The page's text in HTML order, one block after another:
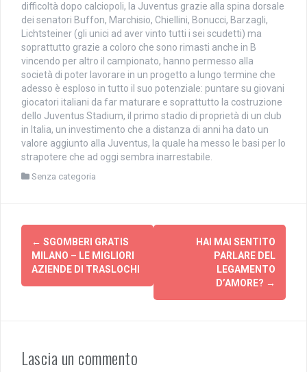
difficoltà dopo calciopoli, la Juventus grazie alla spina dorsale
dei senatori Buffon, Marchisio, Chiellini, Bonucci, Barzagli,
Lichtsteiner (gli unici ad aver vinto tutti i sei scudetti) ma
soprattutto grazie a coloro che sono rimasti anche in B
vincendo per altro il campionato, hanno permesso alla
società di poter lavorare in un progetto a lungo termine che
adesso è esploso in tutto il suo potenziale: puntare su giovani
giocatori italiani da far maturare e soprattutto la costruzione
dello Juventus Stadium, il primo stadio di proprietà di un club
in Italia, un investimento che a distanza di anni ha dato un
valore aggiunto alla Juventus, la quale ha messo le basi per lo
strapotere che ad oggi sembra inarrestabile.
Senza categoria
Navigazione
articolo
← SGOMBERI GRATIS
MILANO – LE MIGLIORI
AZIENDE DI TRASLOCHI
HAI MAI SENTITO
PARLARE DEL
LEGAMENTO
D’AMORE? →
Lascia un commento